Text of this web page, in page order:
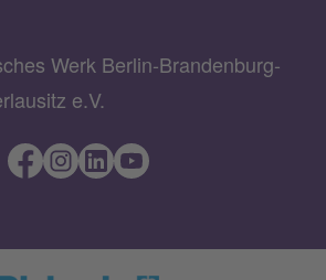
Werk Berlin-Brandenburg-
e.V.